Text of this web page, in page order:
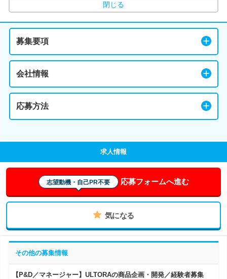
閉じる
募集要項
会社情報
応募方法
求人情報
志望動機・自己PR不要 応募フォームへ進む
気になる
その他の募集情報
【P&D／マネージャー】ULTORAの商品企画・開発／経験者募集